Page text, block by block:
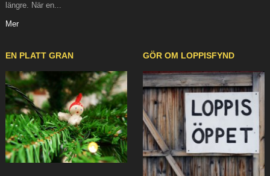
längre. När en...
Mer
EN PLATT GRAN GÖR OM LOPPISFYND